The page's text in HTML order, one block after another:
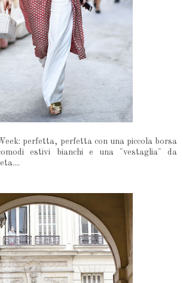
perfetta, perfetta con una piccola borsa
estivi bianchi e una "vestaglia" da